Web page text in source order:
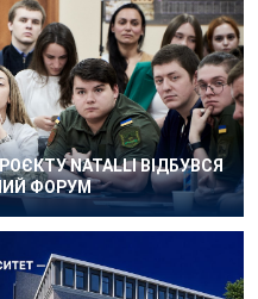
NATALLI ВІДБУВСЯ
ФОРУМ